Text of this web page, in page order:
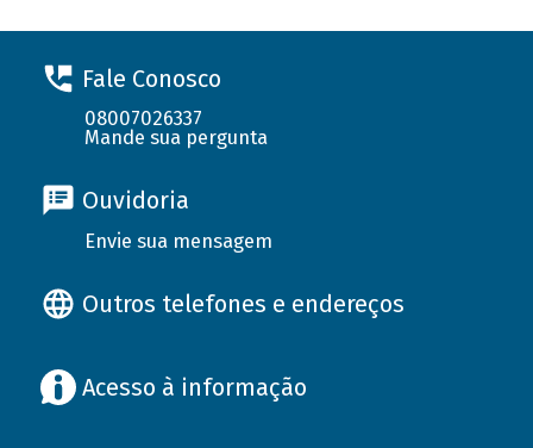
Fale Conosco
08007026337
Mande sua pergunta
Ouvidoria
Envie sua mensagem
Outros telefones e endereços
Acesso à informação